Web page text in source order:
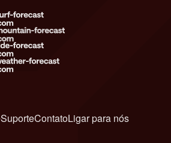
SuporteContatoLigar para nós